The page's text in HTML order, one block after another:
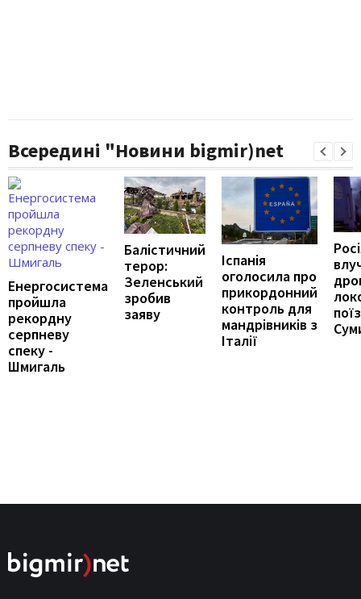
Всередині "Новини bigmir)net
Енергосистема
пройшла
рекордну
серпневу
спеку -
Шмигаль
Балістичний
терор:
Зеленський
зробив
заяву
Іспанія
оголосила про
прикордонний
контроль для
мандрівників з
Італії